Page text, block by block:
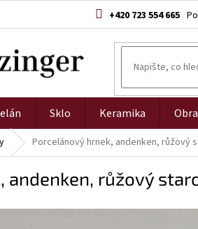
+420 723 554 665
Sklo Keramika
Porcelánový hrnek, andenken, růžový
andenken, růžový